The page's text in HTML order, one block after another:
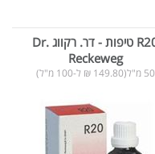
R20 טיפות - דר. רקווג Dr.
Reckeweg
50 מ"ל(149.80 ₪ ל-100 מ"ל)